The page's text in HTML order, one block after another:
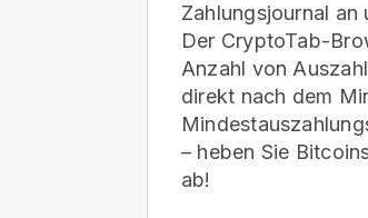
Zahlungsjournal an
Der CryptoTab-
Anzahl von
direkt nach dem
– heben Sie
ab!